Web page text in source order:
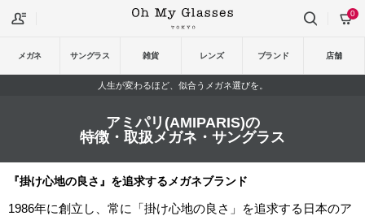
メガネ サングラス 雑貨 レンズ ブランド 店舗
0
人生が変わるほど、似合うメガネ選びを。
アミパリ(AMIPARIS)の
特徴・取扱メガネ・サングラス
『掛け心地の良さ』を追求するメガネブランド
1986年に創立し、常に「掛け心地の良さ」を追求する日本のア